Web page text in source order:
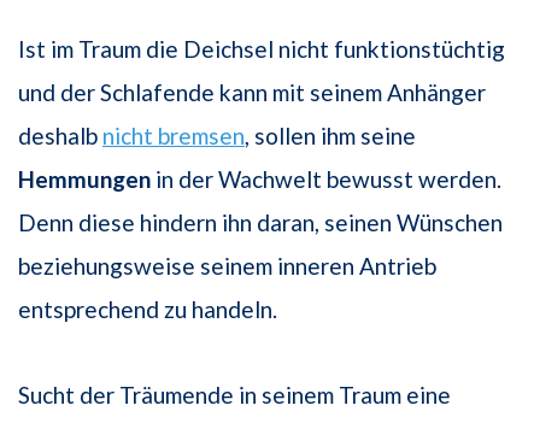
Ist im Traum die Deichsel nicht funktionstüchtig
und der Schlafende kann mit seinem Anhänger
deshalb nicht bremsen, sollen ihm seine
Hemmungen in der Wachwelt bewusst werden.
Denn diese hindern ihn daran, seinen Wünschen
beziehungsweise seinem inneren Antrieb
entsprechend zu handeln.
Sucht der Träumende in seinem Traum eine